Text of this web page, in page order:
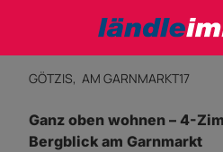
GÖTZIS, AM GARNMARKT17
Ganz oben wohnen – 4-
Bergblick am Garnmarkt